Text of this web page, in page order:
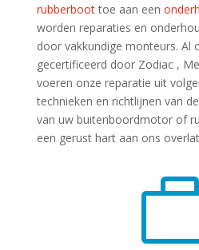
rubberboottoe aan een
worden reparaties en
door vakkundige monteurs. Al
gecertificeerd door Zodiac ,
voeren onze reparatie uit
technieken en richtlijnen van
van uw buitenboordmotor of
een gerust hart aan ons